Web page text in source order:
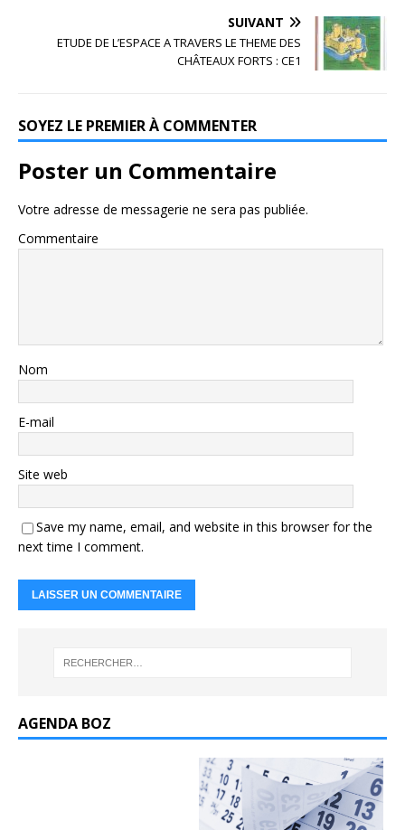
SUIVANT
ETUDE DE L’ESPACE A TRAVERS LE THEME DES
CHÂTEAUX FORTS : CE1
SOYEZ LE PREMIER À COMMENTER
Poster un Commentaire
Votre adresse de messagerie ne sera pas publiée.
Commentaire
Nom
E-mail
Site web
Save my name, email, and website in this browser for the
next time I comment.
AGENDA BOZ